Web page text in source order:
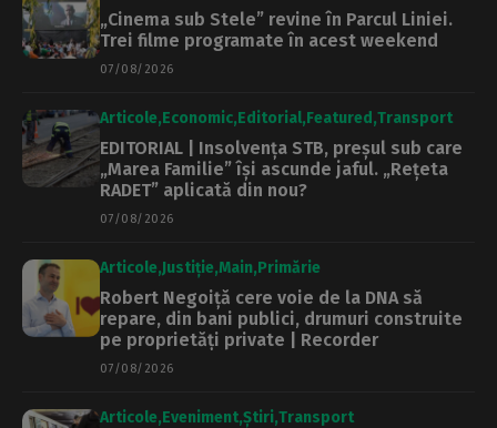
„Cinema sub Stele” revine în Parcul Liniei.
Trei filme programate în acest weekend
07/08/2026
Articole Economic Editorial Featured Transport
EDITORIAL | Insolvența STB, preșul sub care
„Marea Familie” își ascunde jaful. „Rețeta
RADET” aplicată din nou?
07/08/2026
Articole Justiție Main Primărie
Robert Negoiță cere voie de la DNA să
repare, din bani publici, drumuri construite
pe proprietăți private | Recorder
07/08/2026
Articole Eveniment Știri Transport